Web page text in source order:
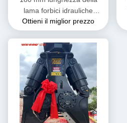
lama forbici idrauliche
attrezzature essenziali per il
riciclaggio di rottami metallici
Ottieni il miglior prezzo